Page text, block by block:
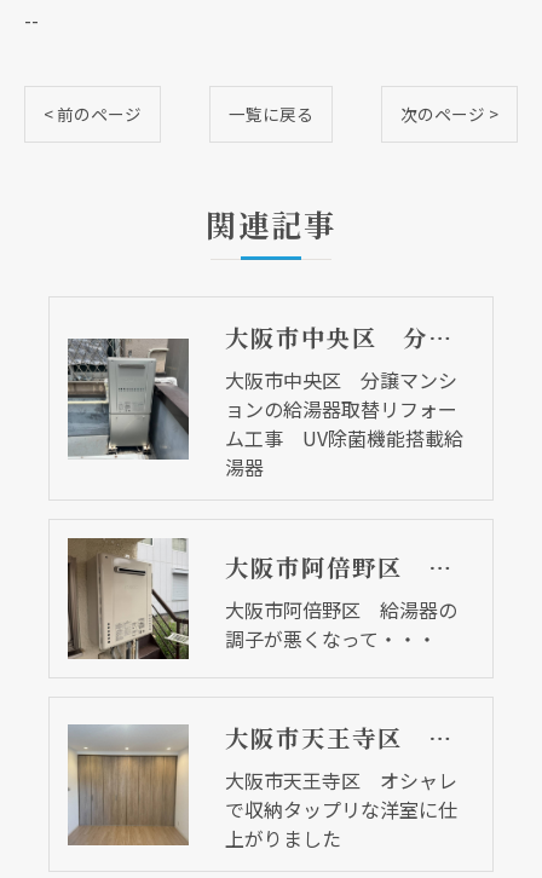
--
< 前のページ 一覧に戻る 次のページ >
関連記事
大阪市中央区 分譲マンションの給湯器取替リフォーム工事 UV除菌機能搭載給湯器
大阪市中央区 分譲マンシ
ョンの給湯器取替リフォー
ム工事 UV除菌機能搭載給
湯器
大阪市阿倍野区 給湯器の調子が悪くなって・・・
大阪市阿倍野区 給湯器の
調子が悪くなって・・・
大阪市天王寺区 オシャレで収納タップリな洋室に仕上がりました
大阪市天王寺区 オシャレ
で収納タップリな洋室に仕
上がりました